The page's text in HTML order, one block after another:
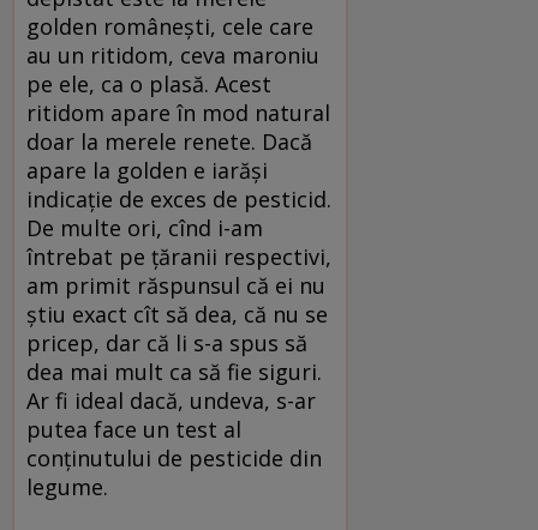
golden româneşti, cele care
au un ritidom, ceva maroniu
pe ele, ca o plasă. Acest
ritidom apare în mod natural
doar la merele renete. Dacă
apare la golden e iarăşi
indicaţie de exces de pesticid.
De multe ori, cînd i-am
întrebat pe ţăranii respectivi,
am primit răspunsul că ei nu
ştiu exact cît să dea, că nu se
pricep, dar că li s-a spus să
dea mai mult ca să fie siguri.
Ar fi ideal dacă, undeva, s-ar
putea face un test al
conţinutului de pesticide din
legume.